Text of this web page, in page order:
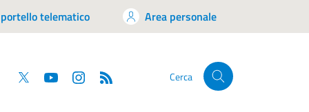
telematico Area personale
Facebook
Twitter YouTube Cerca